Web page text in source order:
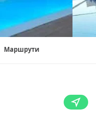
Маршрути